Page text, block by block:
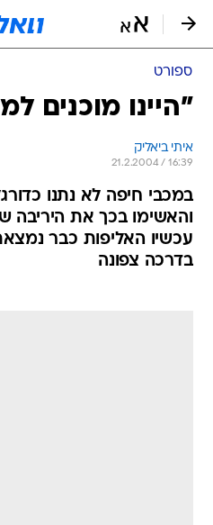
ספורט
"היינו מוכנים
איתי ביאליק
21.2.2004 / 16:39
והאשימו בכך את היריבה
עכשיו האליפות כבר
בדרכה צפונה